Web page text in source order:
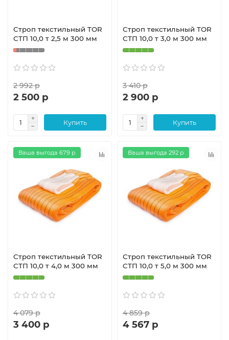
Строп текстильный TOR
СТП 10,0 т 2,5 м 300 мм
2 992 р
2 500 р
Купить
Строп текстильный TOR
СТП 10,0 т 3,0 м 300 мм
3 410 р
2 900 р
Купить
Ваша выгода 679 р
Строп текстильный TOR
СТП 10,0 т 4,0 м 300 мм
4 079 р
3 400 р
Ваша выгода 292 р
Строп текстильный TOR
СТП 10,0 т 5,0 м 300 мм
4 859 р
4 567 р